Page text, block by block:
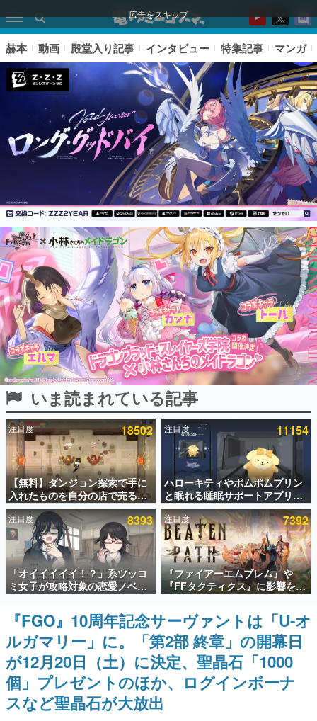
広告をスキップ
ピックアップ
電ファミのいま読まれている記事ランキング
アプリセール情報
インタビュー
連載・特集一覧
殿堂入り記事
SNS拡散数が数千以上！ ページビュー数万以上！ などな
ど。多くの人々に読まれた、電ファミ渾身の“殿堂入り”記
事をまとめました。
ゲームの企画書
名作ゲームクリエイターの方々に製作時のエピソードをお
聞きし、ヒットする企画（ゲーム）とは何か？を探ってい
きます。
赫本
この物語を解いてはいけない。『赫本』は、〈試験問題〉
の形をした短編ホラー小説集です。
新世代に訊く
これからのデジタルゲーム市場を担う若きクリエイター達
の姿を追い、彼らのルーツと情熱を探っていきます。
ゲーム世代の作家たち
ゲームに多大な影響を受けた作家さんに取材し、ゲームが
日本のコンテンツ産業やカルチャーに与えた影響を探る企
画です。
日本モバイルゲーム産業史
日本のモバイルゲーム史における主要なトピック・タイト
ルを網羅するほか、開発者へのインタビューや識者による
解説を掲載。約20年の歴史が一望できる決定版！
赫本 動画 殿堂入り記事 インタビュー 特集記事 マンガ
いま読まれている記事
注目度 18502
【無料】ダンジョン探索で手に
入れたものを自分の店で売るゲ
ーム『Moonlighter』がSteam
にて無料配布中！続編
『Moonlighter 2』の9月2日正
式リリースを記念したキャンペ
ーン
注目度 11154
ハローキティやポムポムプリン
と眠れる睡眠サポートアプリ
『ゆめたび』が配信中。キャラ
ごとのASMRや目覚ましアラー
ムも搭載
注目度 8393
「オイイイイイ！？」系ツッコ
ミ女子が攻略対象の恋愛ノベル
ゲーム『美術部カノジョ』
Steamストアページが公開。
「お前らーそろそろ自重しろ
ー？＾＾」暗黒微笑の夢女子
や、萌え声不思議ちゃん女子と
青春を謳歌
注目度 7392
『ファイアーエムブレム』や
『FFタクティクス』に影響を受
けた新作戦略RPG『Beaten
Path』2027年に発売へ。
PC（Steam）、PS5、Xbox、
Switch向けにリリース予定
『FGO』10周年記念サーヴァントは「U-オ
ルガマリー」に。「第2部 終章」の開幕日
が12月20日（土）に決定、聖晶石「1000
個」プレゼントのほか、ログインボーナ
スなど聖晶石が大放出